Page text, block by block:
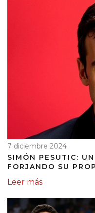
7 diciembre 2024
SIMÓN PESUTIC:
FORJANDO SU
Leer más